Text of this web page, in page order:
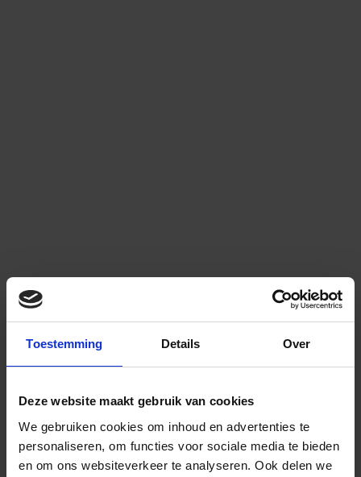
Toestemming Details Over
Deze website maakt gebruik van cookies
We gebruiken cookies om inhoud en advertenties te
personaliseren, om functies voor sociale media te bieden
en om ons websiteverkeer te analyseren. Ook delen we